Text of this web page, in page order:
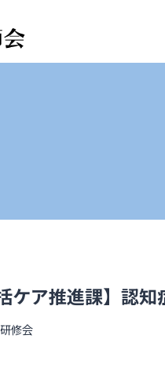
ケア推進課】認
研修会